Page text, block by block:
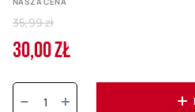
Cena
30,00 ZŁ
Regular
Price
35,99 zł
Ilość: